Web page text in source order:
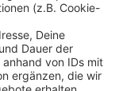
gehen
sie in
haben,
sehen wir